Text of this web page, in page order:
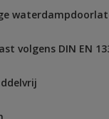
volgens DIN EN